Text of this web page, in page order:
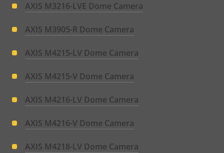
AXIS M3216-LVE Dome Camera
AXIS M3905-R Dome Camera
AXIS M4215-LV Dome Camera
AXIS M4215-V Dome Camera
AXIS M4216-LV Dome Camera
AXIS M4216-V Dome Camera
AXIS M4218-LV Dome Camera